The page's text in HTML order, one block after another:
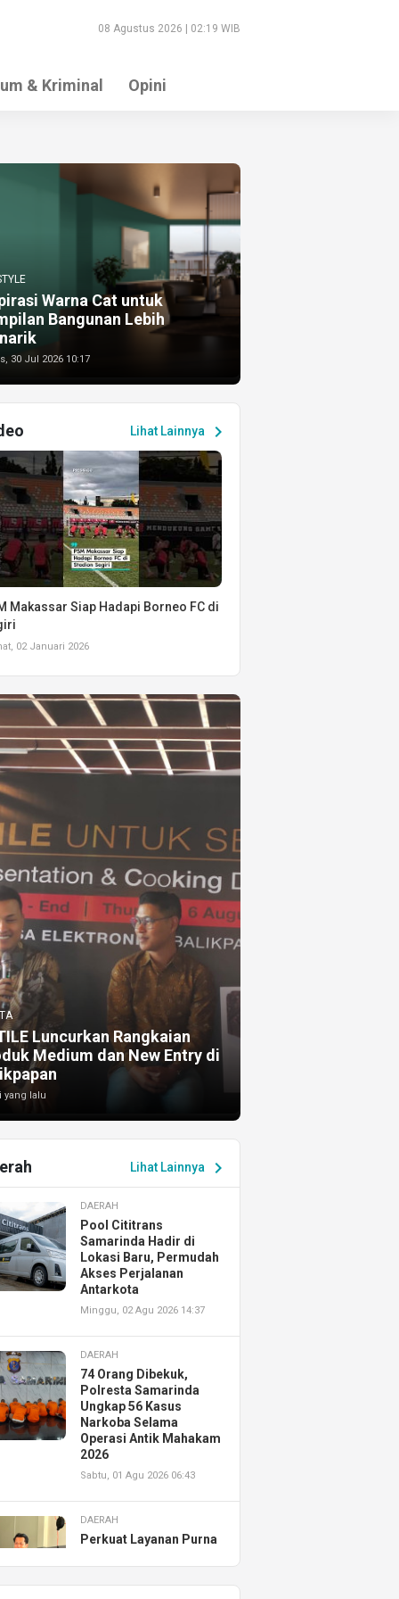
08 Agustus 2026 | 02:19 WIB
& Kriminal Opini
Warna Cat untuk
Bangunan Lebih
30 Jul 2026 10:17
Lihat Lainnya chevron_right
Makassar Siap Hadapi Borneo FC di
02 Januari 2026
Luncurkan Rangkaian
Medium dan New Entry di
yang lalu
Lihat Lainnya chevron_right
DAERAH
Pool Cititrans
Samarinda Hadir di
Lokasi Baru, Permudah
Akses Perjalanan
Antarkota
Minggu, 02 Agu 2026 14:37
DAERAH
74 Orang Dibekuk,
Polresta Samarinda
Ungkap 56 Kasus
Narkoba Selama
Operasi Antik Mahakam
2026
Sabtu, 01 Agu 2026 06:43
DAERAH
Perkuat Layanan Purna
Resmikan AHASS